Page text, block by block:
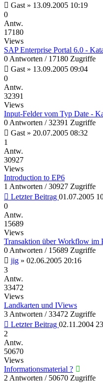
Gast» 13.09.2005 10:19
0
Antw.
17180
Views
SAP Enterprise Portal 6.0 -
0 Antworten / 17180 Zugriffe
Gast» 13.09.2005 09:04
0
Antw.
32391
Views
Input-Felder vom Typ Date -
0 Antworten / 32391 Zugriffe
Gast» 20.07.2005 08:32
1
Antw.
30927
Views
Introduction to EP6
1 Antworten / 30927 Zugriffe
Letzter Beitrag 01.07.2005
0
Antw.
15689
Views
Transaktion über Workflow im
0 Antworten / 15689 Zugriffe
jig » 02.06.2005 20:16
3
Antw.
33472
Views
Landkarten und IViews
3 Antworten / 33472 Zugriffe
Letzter Beitrag 02.11.2004
2
Antw.
50670
Views
Informationsmaterial ?
2 Antworten / 50670 Zugriffe